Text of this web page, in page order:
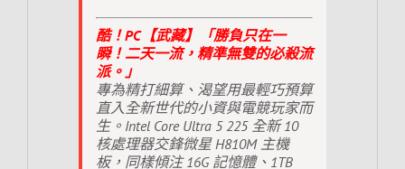
酷！PC【武藏】「勝負只在一
瞬！二天一流，精準無雙的必殺流
派。」
專為精打細算、渴望用最輕巧預算
直入全新世代的小資與電競玩家而
生。Intel Core Ultra 5 225 全新 10
核處理器交鋒微星 H810M 主機
板，同樣傾注 16G 記憶體、1TB